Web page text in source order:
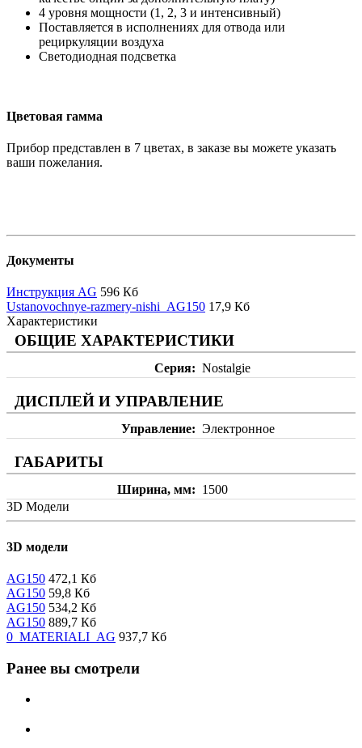
4 уровня мощности (1, 2, 3 и интенсивный)
Поставляется в исполнениях для отвода или
рециркуляции воздуха
Светодиодная подсветка
Цветовая гамма
Прибор представлен в 7 цветах, в заказе вы можете указать
ваши пожелания.
Документы
Инструкция AG 596 Кб
Ustanovochnye-razmery-nishi_AG150 17,9 Кб
Характеристики
ОБЩИЕ ХАРАКТЕРИСТИКИ
Серия Nostalgie
ДИСПЛЕЙ И УПРАВЛЕНИЕ
Управление Электронное
ГАБАРИТЫ
Ширина, мм
1500
3D Модели
3D модели
AG150 472,1 Кб
AG150 59,8 Кб
AG150 534,2 Кб
AG150 889,7 Кб
0_MATERIALI_AG 937,7 Кб
Ранее вы смотрели